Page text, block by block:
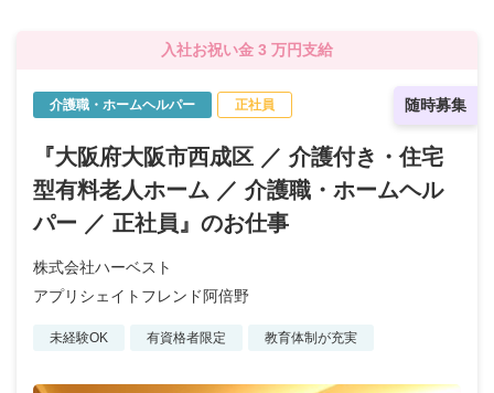
入社お祝い金 3 万円支給
随時募集
介護職・ホームヘルパー 正社員
『大阪府大阪市西成区 ／ 介護付き・住宅
型有料老人ホーム ／ 介護職・ホームヘル
パー ／ 正社員』のお仕事
株式会社ハーベスト
アプリシェイトフレンド阿倍野
未経験OK 有資格者限定 教育体制が充実